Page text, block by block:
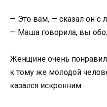
— Это вам, — сказал он с
— Маша говорила, вы
Женщине очень
к тому же молодой
казался искренним.